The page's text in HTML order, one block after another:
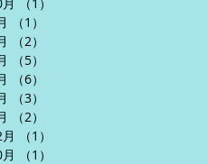
（1）
（2）
（5）
（6）
（3）
（2）
（1）
（1）